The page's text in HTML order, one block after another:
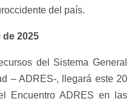
del país.
de 2025
del Sistema General
– ADRES-, llegará este 20
Encuentro ADRES en las